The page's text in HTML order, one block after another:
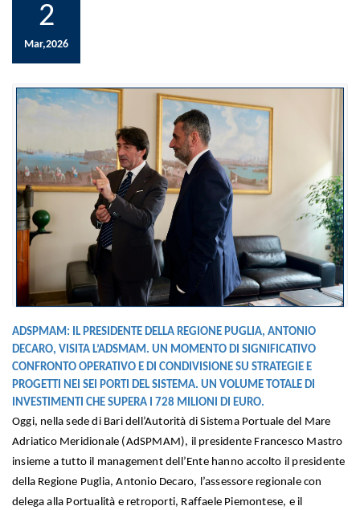
2
Mar,2026
ADSPMAM: IL PRESIDENTE DELLA REGIONE PUGLIA, ANTONIO
DECARO, VISITA L’ADSMAM. UN MOMENTO DI SIGNIFICATIVO
CONFRONTO OPERATIVO E DI CONDIVISIONE SU STRATEGIE E
PROGETTI NEI SEI PORTI DEL SISTEMA. UN VOLUME TOTALE DI
INVESTIMENTI CHE SUPERA I 728 MILIONI DI EURO.
Oggi, nella sede di Bari dell’Autorità di Sistema Portuale del Mare
Adriatico Meridionale (AdSPMAM), il presidente Francesco Mastro
insieme a tutto il management dell’Ente hanno accolto il presidente
della Regione Puglia, Antonio Decaro, l’assessore regionale con
delega alla Portualità e retroporti, Raffaele Piemontese, e il